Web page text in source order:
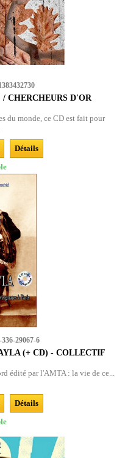
CHERCHEURS D'OR
du monde, ce CD est fait pour
Détails
336-29067-6
(+ CD) - COLLECTIF
édité par l'AMTA : la vie de ce...
Détails